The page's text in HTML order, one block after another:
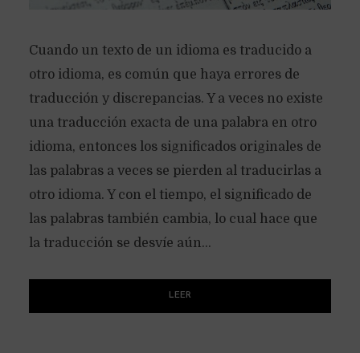
Cuando un texto de un idioma es traducido a
otro idioma, es común que haya errores de
traducción y discrepancias. Y a veces no existe
una traducción exacta de una palabra en otro
idioma, entonces los significados originales de
las palabras a veces se pierden al traducirlas a
otro idioma. Y con el tiempo, el significado de
las palabras también cambia, lo cual hace que
la traducción se desvíe aún...
LEER